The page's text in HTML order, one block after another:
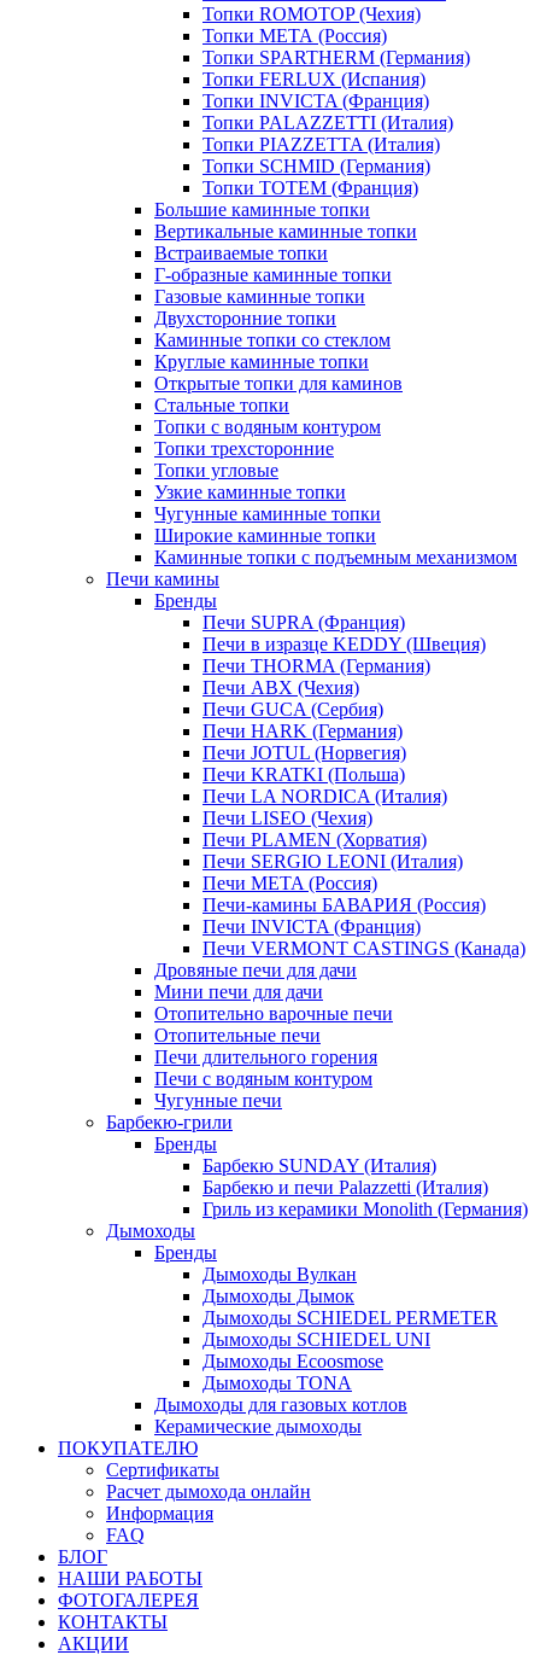
Топки ROMOTOP (Чехия)
Топки МЕТА (Россия)
Топки SPARTHERM (Германия)
Топки FERLUX (Испания)
Топки INVICTA (Франция)
Топки PALAZZETTI (Италия)
Топки PIAZZETTA (Италия)
Топки SCHMID (Германия)
Топки TOTEM (Франция)
Большие каминные топки
Вертикальные каминные топки
Встраиваемые топки
Г-образные каминные топки
Газовые каминные топки
Двухсторонние топки
Каминные топки со стеклом
Круглые каминные топки
Открытые топки для каминов
Стальные топки
Топки с водяным контуром
Топки трехсторонние
Топки угловые
Узкие каминные топки
Чугунные каминные топки
Широкие каминные топки
Каминные топки с подъемным механизмом
Печи камины
Бренды
Печи SUPRA (Франция)
Печи в изразце KEDDY (Швеция)
Печи THORMA (Германия)
Печи ABX (Чехия)
Печи GUCA (Сербия)
Печи HARK (Германия)
Печи JOTUL (Норвегия)
Печи KRATKI (Польша)
Печи LA NORDICA (Италия)
Печи LISEO (Чехия)
Печи PLAMEN (Хорватия)
Печи SERGIO LEONI (Италия)
Печи META (Россия)
Печи-камины БАВАРИЯ (Россия)
Печи INVICTA (Франция)
Печи VERMONT CASTINGS (Канада)
Дровяные печи для дачи
Мини печи для дачи
Отопительно варочные печи
Отопительные печи
Печи длительного горения
Печи с водяным контуром
Чугунные печи
Барбекю-грили
Бренды
Барбекю SUNDAY (Италия)
Барбекю и печи Palazzetti (Италия)
Гриль из керамики Monolith (Германия)
Дымоходы
Бренды
Дымоходы Вулкан
Дымоходы Дымок
Дымоходы SCHIEDEL PERMETER
Дымоходы SCHIEDEL UNI
Дымоходы Ecoosmose
Дымоходы TONA
Дымоходы для газовых котлов
Керамические дымоходы
ПОКУПАТЕЛЮ
Сертификаты
Расчет дымохода онлайн
Информация
FAQ
БЛОГ
НАШИ РАБОТЫ
ФОТОГАЛЕРЕЯ
КОНТАКТЫ
АКЦИИ